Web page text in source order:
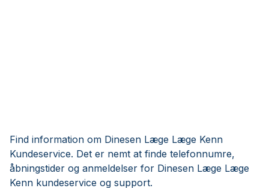
Find information om Dinesen Læge Læge Kenn
Kundeservice. Det er nemt at finde telefonnumre,
åbningstider og anmeldelser for Dinesen Læge Læge
Kenn kundeservice og support.